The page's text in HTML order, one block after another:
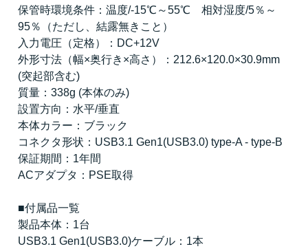
保管時環境条件：温度/-15℃～55℃ 相対湿度/5％～
95％（ただし、結露無きこと）
入力電圧（定格）：DC+12V
外形寸法（幅×奥行き×高さ）：212.6×120.0×30.9mm
(突起部含む)
質量：338g (本体のみ)
設置方向：水平/垂直
本体カラー：ブラック
コネクタ形状：USB3.1 Gen1(USB3.0) type-A - type-B
保証期間：1年間
ACアダプタ：PSE取得
■付属品一覧
製品本体：1台
USB3.1 Gen1(USB3.0)ケーブル：1本